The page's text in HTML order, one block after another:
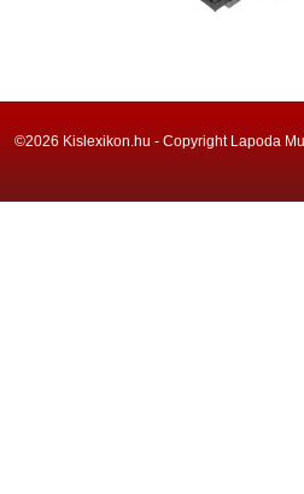
©2026 Kislexikon.hu - Copyright Lapoda